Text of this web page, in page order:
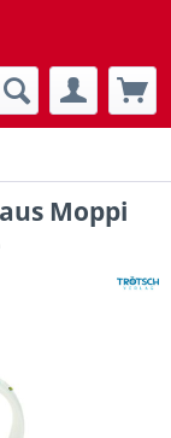
Moppi